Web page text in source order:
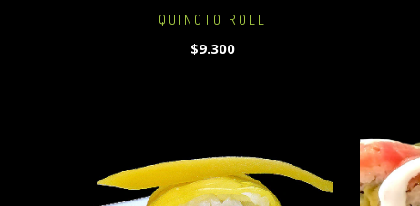
QUINOTO ROLL
$9.300